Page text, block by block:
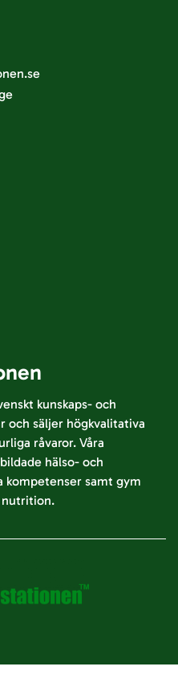
kunskaps- och
och säljer högkvalitativa
råvaror. Våra
hälso- och
kompetenser samt gym
nutrition.